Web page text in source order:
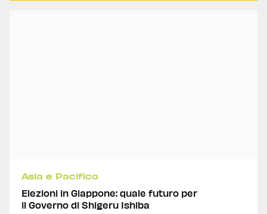
Asia e Pacifico
Elezioni in Giappone: quale futuro per
il Governo di Shigeru Ishiba